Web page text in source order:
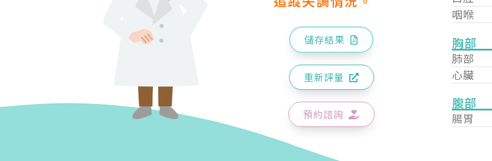
儲存結果
重新評量
預約諮詢
咽喉
胸部
肺部
心臟
腹部
腸胃